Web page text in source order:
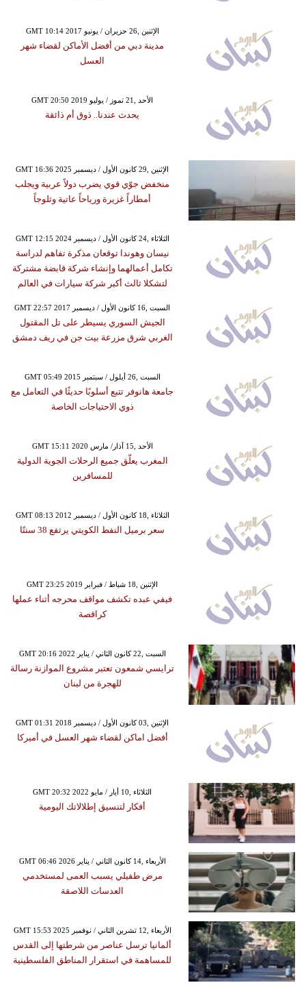
GMT 10:14 2017 الإثنين ,26 حزيران / يونيو
مدينة دبي من أفضل الأماكن لقضاء شهر
العسل
GMT 20:50 2019 الأحد ,21 تموز / يوليو
يحدث عندنا.. ذوق أم ذائقة
GMT 16:36 2025 الإثنين ,29 كانون الأول / ديسمبر
منخفض جوّي قوي يضرب دولاً عربية ويجلب
أمطاراً غزيرة ورياحاً عاتية وثلوجاً
GMT 12:15 2024 الثلاثاء ,24 كانون الأول / ديسمبر
نيسان وهوندا توقعان مذكرة تفاهم لدراسة
تكامل أعمالهما وإنشاء شركة قابضة مشتركة
لتشكلا ثالث أكبر شركة سيارات في العالم
GMT 22:57 2017 السبت ,16 كانون الأول / ديسمبر
الجيش السوري يسيطر على تل المقتول
الغربي شرق مزرعة بيت جن في ريف دمشق
GMT 05:49 2015 السبت ,26 أيلول / سبتمبر
جامعة هانوفر تتبع أسلوبًا حديثًا في التعامل مع
ذوي الاحتياجات الخاصة
GMT 15:11 2020 الأحد ,15 آذار/ مارس
المغرب يعلّق جميع الرحلات الجوية الدولية
للمسافرين
GMT 08:13 2012 الثلاثاء ,18 كانون الأول / ديسمبر
سعر برميل النفط الكويتي يرتفع 38 سنتًا
GMT 23:25 2019 الإثنين ,18 شباط / فبراير
فيفي عبده تكشف مواقف محرجه أثناء عملها
كراقصة
GMT 20:16 2022 السبت ,22 كانون الثاني / يناير
ترايسي شمعون تعتبر مشروع الموازنة رسالة
للهجرة من لبنان
GMT 01:31 2018 الإثنين ,03 كانون الأول / ديسمبر
أفضل اماكن لقضاء شهر العسل في أميركا
GMT 20:32 2022 الثلاثاء ,10 أيار / مايو
أفكار لتنسيق إطلالاتك اليومية
GMT 06:46 2026 الأربعاء ,14 كانون الثاني / يناير
مرض طفيلي يسبب العمى لمستخدمي
العدسات اللاصقة
GMT 15:53 2025 الأربعاء ,12 تشرين الثاني / نوفمبر
ألمانيا ترسل عناصر من شرطتها إلى القدس
للمساهمة في استقرار المناطق الفلسطينية